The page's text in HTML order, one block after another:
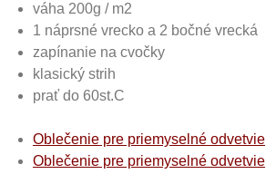
váha 200g / m2
1 náprsné vrecko a 2 bočné vrecká
zapínanie na cvočky
klasický strih
prať do 60st.C
Oblečenie pre priemyselné odvetvie
Oblečenie pre priemyselné odvetvie